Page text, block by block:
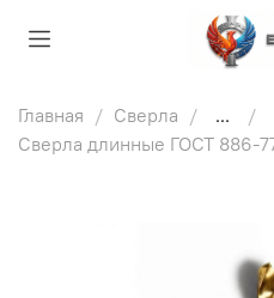
Главная Сверла
...
Сверла длинные ГОСТ 886-